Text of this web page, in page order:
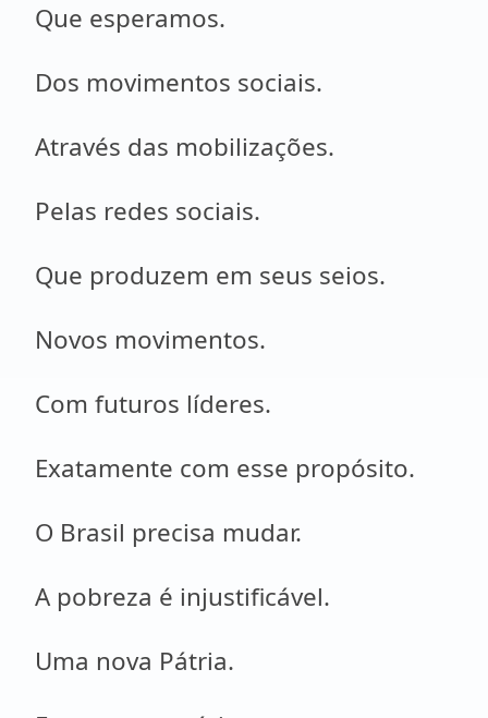
Que esperamos.
Dos movimentos sociais.
Através das mobilizações.
Pelas redes sociais.
Que produzem em seus seios.
Novos movimentos.
Com futuros líderes.
Exatamente com esse propósito.
O Brasil precisa mudar.
A pobreza é injustificável.
Uma nova Pátria.